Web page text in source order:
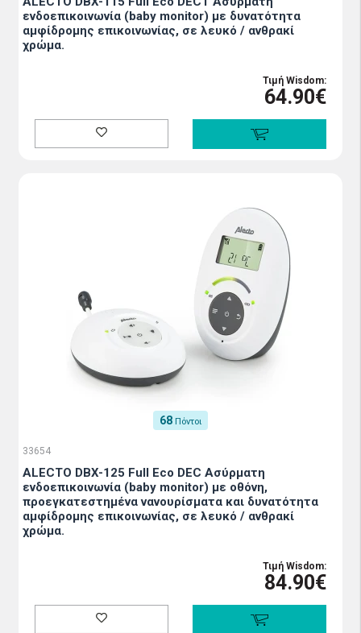
ενδοεπικοινωνία (baby monitor) με δυνατότητα
αμφίδρομης επικοινωνίας, σε λευκό / ανθρακί
χρώμα.
Τιμή Wisdom:
64.90€
68 Πόντοι
33654
ALECTO DBX-125 Full Eco DEC Ασύρματη
ενδοεπικοινωνία (baby monitor) με οθόνη,
προεγκατεστημένα νανουρίσματα και δυνατότητα
αμφίδρομης επικοινωνίας, σε λευκό / ανθρακί
χρώμα.
Τιμή Wisdom:
84.90€